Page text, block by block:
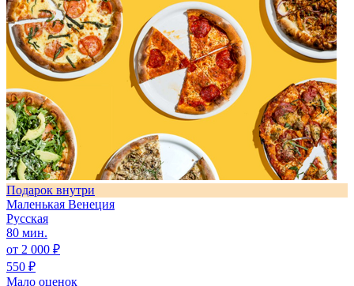
Подарок внутри
Маленькая Венеция
Русская
80 мин.
от 2 000 ₽
550 ₽
Мало оценок